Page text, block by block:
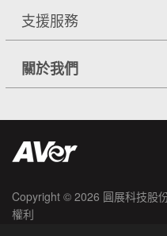
支援服務
關於我們
Copyright © 2026 圓展科技股
權利